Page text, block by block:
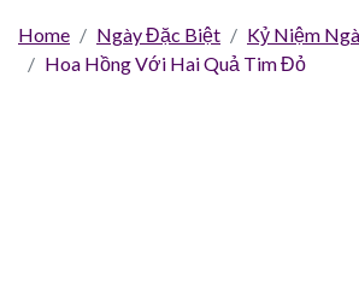
Home Ngày Đặc Biệt
Kỷ Niệm
Hoa Hồng Với Hai Quả Tim Đỏ